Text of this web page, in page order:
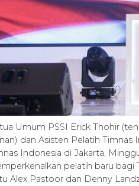
Umum PSSI Erick Thohir
dan Asisten Pelatih Timnas
Indonesia di Jakarta,
pelatih baru bagi
Alex Pastoor dan Denny